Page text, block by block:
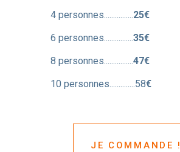
4 personnes................25€
6 personnes................35€
8 personnes................47€
10 personnes..............58€
JE COMMANDE !